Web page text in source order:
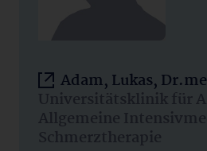
Adam, Lukas,
Universitätsklinik für
Allgemeine
Schmerztherapie